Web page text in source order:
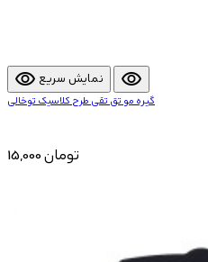
visibility نمایش سریع visibility
گیره مو تق تقی طرح کلاسیک توخالی
15,000 تومان